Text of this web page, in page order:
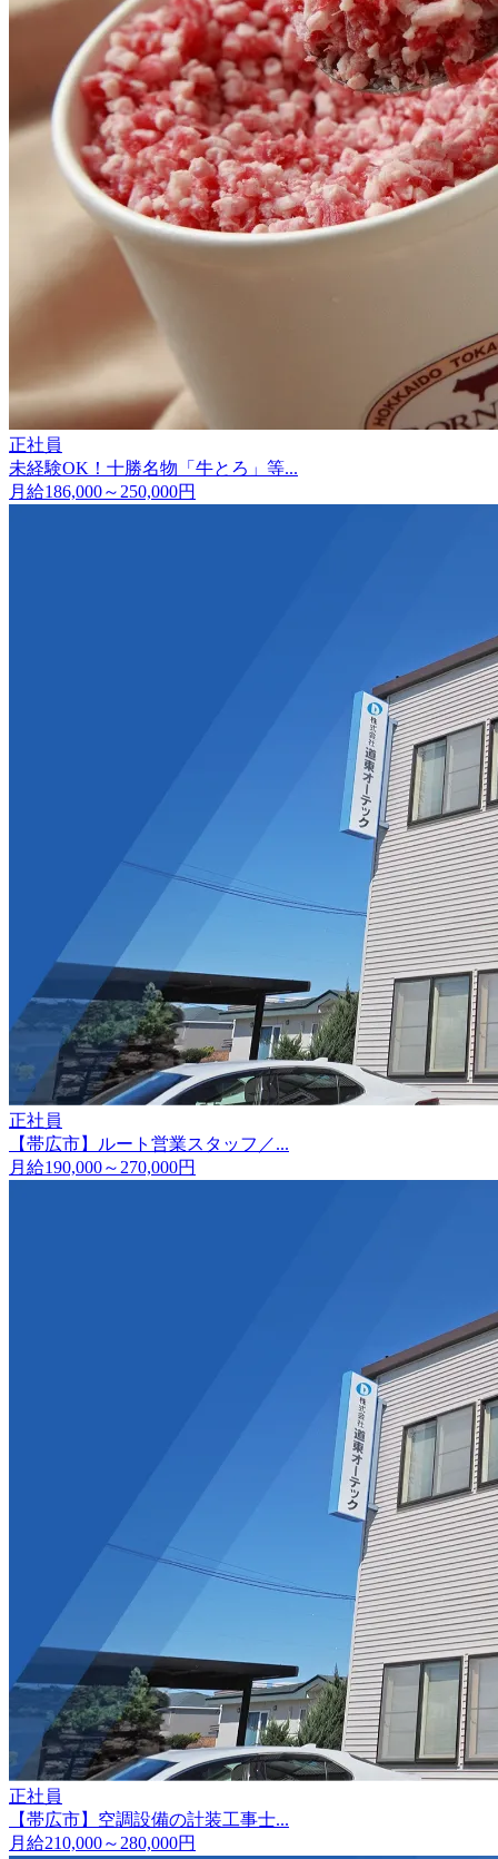
正社員
未経験OK！十勝名物「牛とろ」等...
月給186,000～250,000円
正社員
【帯広市】ルート営業スタッフ／...
月給190,000～270,000円
正社員
【帯広市】空調設備の計装工事士...
月給210,000～280,000円